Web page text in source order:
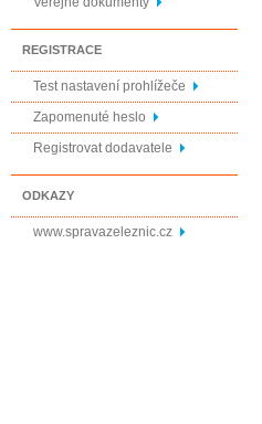
REGISTRACE
Test nastavení prohlížeče
Zapomenuté heslo
Registrovat dodavatele
ODKAZY
www.spravazeleznic.cz